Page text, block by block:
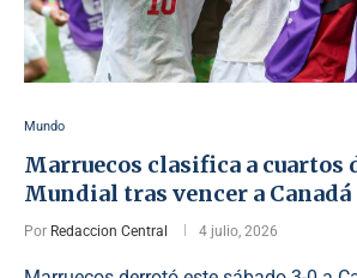
Mundo
Marruecos clasifica a cuartos
Mundial tras vencer a Canadá
Por Redaccion Central 4 julio, 2026